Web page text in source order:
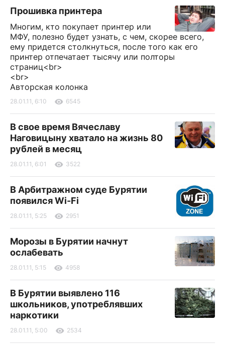
Прошивка принтера
Многим, кто покупает принтер или
МФУ, полезно будет узнать, с чем, скорее всего,
ему придется столкнуться, после того как его
принтер отпечатает тысячу или полторы
страниц<br>
<br>
Авторская колонка
28.01.11, 6:10 6545
В свое время Вячеславу
Наговицыну хватало на жизнь 80
рублей в месяц
28.01.11, 6:01 3522
В Арбитражном суде Бурятии
появился Wi-Fi
28.01.11, 5:25 2951
Морозы в Бурятии начнут
ослабевать
28.01.11, 5:15 4958
В Бурятии выявлено 116
школьников, употреблявших
наркотики
28.01.11, 5:00 2534